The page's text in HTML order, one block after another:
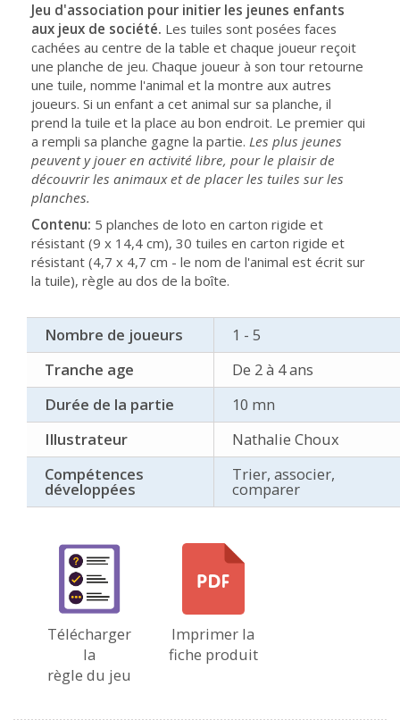
Jeu d'association pour initier les jeunes enfants
aux jeux de société. Les tuiles sont posées faces
cachées au centre de la table et chaque joueur reçoit
une planche de jeu. Chaque joueur à son tour retourne
une tuile, nomme l'animal et la montre aux autres
joueurs. Si un enfant a cet animal sur sa planche, il
prend la tuile et la place au bon endroit. Le premier qui
a rempli sa planche gagne la partie. Les plus jeunes
peuvent y jouer en activité libre, pour le plaisir de
découvrir les animaux et de placer les tuiles sur les
planches.
Contenu: 5 planches de loto en carton rigide et
résistant (9 x 14,4 cm), 30 tuiles en carton rigide et
résistant (4,7 x 4,7 cm - le nom de l'animal est écrit sur
la tuile), règle au dos de la boîte.
Nombre de joueurs
1 - 5
Tranche age
De 2 à 4 ans
Durée de la partie
10 mn
Illustrateur
Nathalie Choux
Compétences
développées
Trier, associer,
comparer
Télécharger
la
règle du jeu
Imprimer la
fiche produit